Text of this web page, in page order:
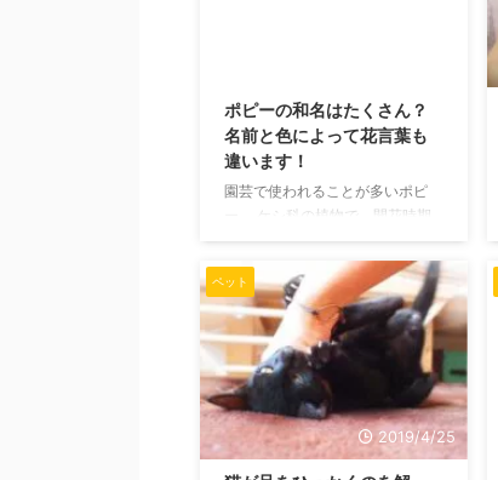
の目に毛が入っていたらどうすべ
き? 猫ちゃんの目に毛が入ってい
るのを見つけても、放置しておけ
ば大丈夫です。 猫ちゃんが目を
気にしている様子がなさそう ...
ポピーの和名はたくさん？
名前と色によって花言葉も
違います！
園芸で使われることが多いポピ
ー。 ケシ科の植物で、開花時期
に世の中を明るくしてくれる、色
とりどりの可憐な花です。 みな
さん知っていますか？ じつはこ
のポピーには、いくつかの和名が
存在するのですよ。 今回はポピ
ーの和名とその種類による花言葉
をまとめた記事です。 種類によ
って変わるポピーの名前 ポピー
の和名は雛罌粟(ひなげし、同じ
ペット
2019/4/25